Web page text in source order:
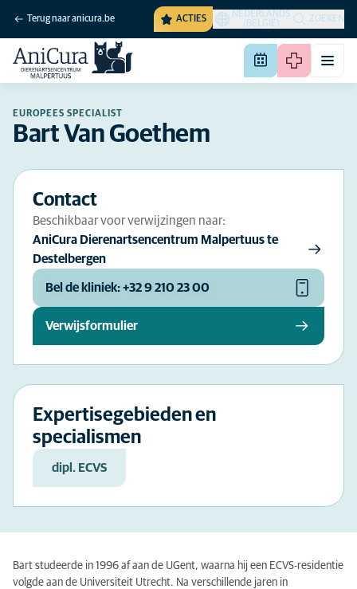
Terug naar anicura.be ACTIES
NEDERLANDS
(BELGIË)
ZOEKEN
EUROPEES SPECIALIST
Bart Van Goethem
Contact
Beschikbaar voor verwijzingen naar:
AniCura Dierenartsencentrum Malpertuus te
Destelbergen
Bel de kliniek: +32 9 210 23 00
Verwijsformulier
Expertisegebieden en
specialismen
dipl. ECVS
Bart studeerde in 1996 af aan de UGent, waarna hij een ECVS-residentie
volgde aan de Universiteit Utrecht. Na verschillende jaren in